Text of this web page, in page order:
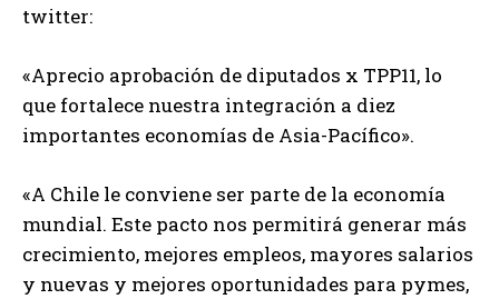
twitter:
«Aprecio aprobación de diputados x TPP11, lo
que fortalece nuestra integración a diez
importantes economías de Asia-Pacífico».
«A Chile le conviene ser parte de la economía
mundial. Este pacto nos permitirá generar más
crecimiento, mejores empleos, mayores salarios
y nuevas y mejores oportunidades para pymes,